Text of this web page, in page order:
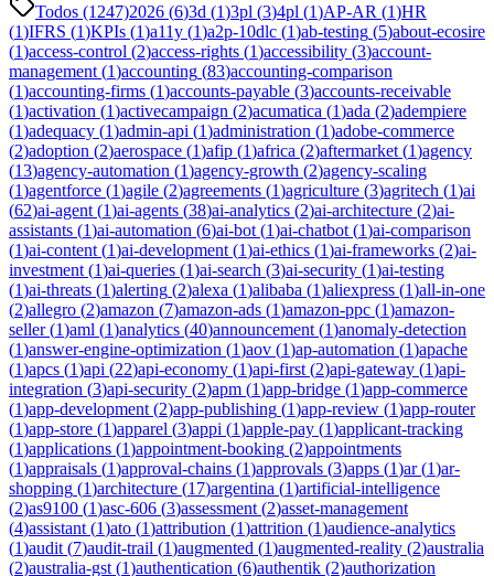
Todos (1247)2026 (6)3d (1)3pl (3)4pl (1)AP-AR (1)HR
(1)IFRS (1)KPIs (1)a11y (1)a2p-10dlc (1)ab-testing (5)about-ecosire
(1)access-control (2)access-rights (1)accessibility (3)account-
management (1)accounting (83)accounting-comparison
(1)accounting-firms (1)accounts-payable (3)accounts-receivable
(1)activation (1)activecampaign (2)acumatica (1)ada (2)adempiere
(1)adequacy (1)admin-api (1)administration (1)adobe-commerce
(2)adoption (2)aerospace (1)afip (1)africa (2)aftermarket (1)agency
(13)agency-automation (1)agency-growth (2)agency-scaling
(1)agentforce (1)agile (2)agreements (1)agriculture (3)agritech (1)ai
(62)ai-agent (1)ai-agents (38)ai-analytics (2)ai-architecture (2)ai-
assistants (1)ai-automation (6)ai-bot (1)ai-chatbot (1)ai-comparison
(1)ai-content (1)ai-development (1)ai-ethics (1)ai-frameworks (2)ai-
investment (1)ai-queries (1)ai-search (3)ai-security (1)ai-testing
(1)ai-threats (1)alerting (2)alexa (1)alibaba (1)aliexpress (1)all-in-one
(2)allegro (2)amazon (7)amazon-ads (1)amazon-ppc (1)amazon-
seller(1)aml (1)analytics (40)announcement (1)anomaly-detection
(1)answer-engine-optimization (1)aov (1)ap-automation (1)apache
(1)apcs (1)api (22)api-economy (1)api-first (2)api-gateway (1)api-
integration (3)api-security (2)apm (1)app-bridge (1)app-commerce
(1)app-development (2)app-publishing (1)app-review (1)app-router
(1)app-store (1)apparel (3)appi (1)apple-pay (1)applicant-tracking
(1)applications (1)appointment-booking (2)appointments
(1)appraisals (1)approval-chains (1)approvals (3)apps (1)ar(1)ar-
shopping (1)architecture (17)argentina (1)artificial-intelligence
(2)as9100 (1)asc-606 (3)assessment (2)asset-management
(4)assistant (1)ato (1)attribution (1)attrition (1)audience-analytics
(1)audit (7)audit-trail (1)augmented (1)augmented-reality (2)australia
(2)australia-gst (1)authentication (6)authentik (2)authorization